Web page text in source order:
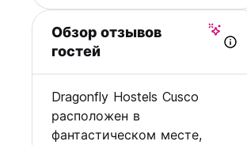
Обзор отзывов
гостей
Dragonfly Hostels Cusco
расположен в
фантастическом месте,